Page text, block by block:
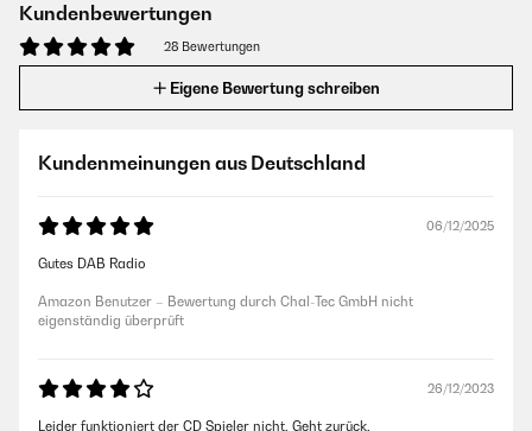
Kundenbewertungen
28 Bewertungen
Eigene Bewertung schreiben
Kundenmeinungen aus Deutschland
06/12/2025
Gutes DAB Radio
Amazon Benutzer – Bewertung durch Chal-Tec GmbH nicht
eigenständig überprüft
26/12/2023
Leider funktioniert der CD Spieler nicht. Geht zurück.